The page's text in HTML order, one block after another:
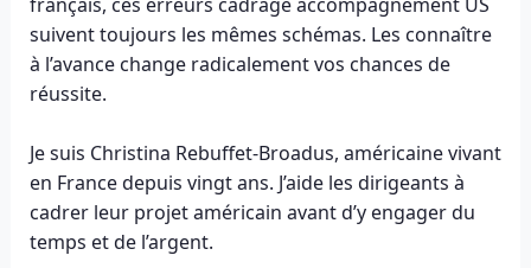
suivent toujours les mêmes schémas. Les connaître
à l’avance change radicalement vos chances de
réussite.
Je suis Christina Rebuffet-Broadus, américaine vivant
en France depuis vingt ans. J’aide les dirigeants à
cadrer leur projet américain avant d’y engager du
temps et de l’argent.